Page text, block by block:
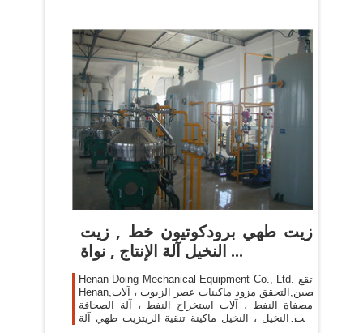
زيت طهي برودكوتيون خط , زيت
النخيل آلة الإنتاج , نواة ...
Henan Doing Mechanical Equipment Co., Ltd. تقع
Henan,الصين,التحقق مزود ماكينات عصر الزيوت ، آلات
مصفاة النفط ، آلات استخراج النفط ، آلة الصحافة
زيت النخيل ، النخيل ماكينة تنقية الزيتزيت طهي آلة